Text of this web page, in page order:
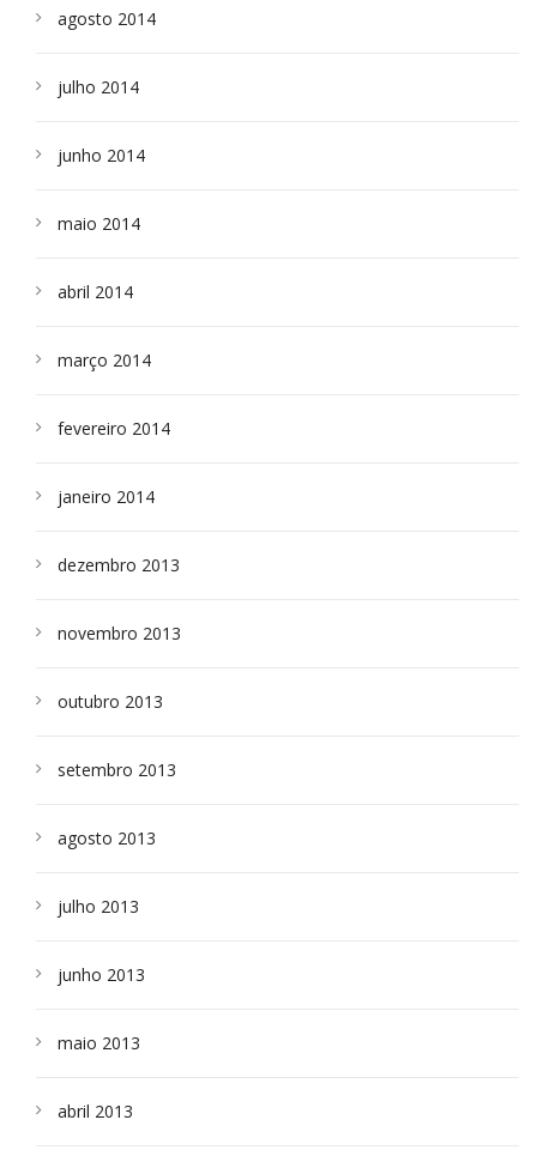
agosto 2014
julho 2014
junho 2014
maio 2014
abril 2014
março 2014
fevereiro 2014
janeiro 2014
dezembro 2013
novembro 2013
outubro 2013
setembro 2013
agosto 2013
julho 2013
junho 2013
maio 2013
abril 2013